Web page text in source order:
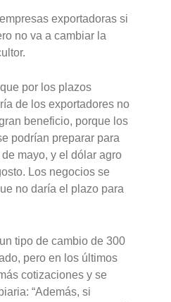
exportadoras si
no va a cambiar la
por los plazos
de los exportadores no
beneficio, porque los
podrían preparar para
mayo, y el dólar agro
Los negocios se
no daría el plazo para
tipo de cambio de 300
pero en los últimos
cotizaciones y se
“Además, si